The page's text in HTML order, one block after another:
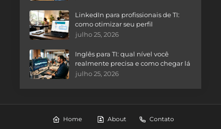
LinkedIn para profissionais de TI:
como otimizar seu perfil
julho 25, 2026
Inglês para TI: qual nível você
realmente precisa e como chegar lá
julho 25, 2026
Home About Contato